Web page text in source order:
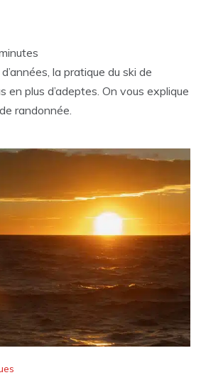
la pratique du ski de
en plus d’adeptes. On vous explique
randonnée.